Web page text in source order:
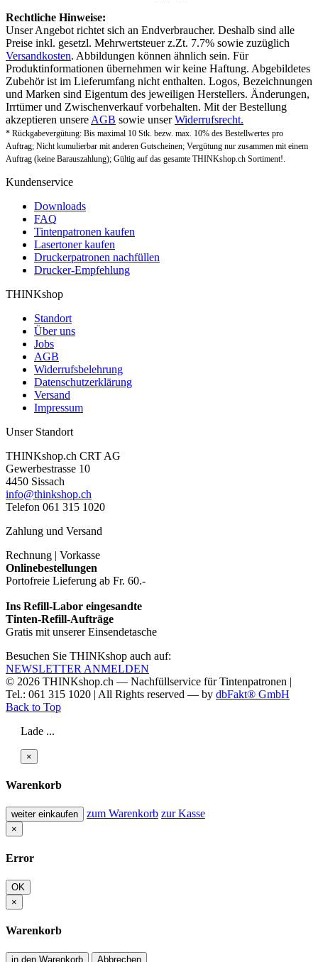
Rechtliche Hinweise:
Unser Angebot richtet sich an Endverbraucher. Deshalb sind alle
Preise inkl. gesetzl. Mehrwertsteuer z.Zt. 7.7% sowie zuzüglich
Versandkosten. Abbildungen können ähnlich sein. Für
Produktinformationen übernehmen wir keine Haftung. Abgebildetes
Zubehör ist im Lieferumfang nicht enthalten. Logos, Bezeichnungen
und Marken sind Eigentum des jeweiligen Herstellers. Änderungen,
Irrtümer und Zwischenverkauf vorbehalten. Mit der Bestellung
akzeptieren unsere AGB sowie unserWiderrufsrecht.
* Rückgabevergütung: Bis maximal 10 Stk. bezw. max. 10% des Bestellwertes pro
Auftrag; Nicht kumulierbar mit anderen Gutscheinen; Vergütung nur zusammen mit einem
Auftrag (keine Barauszahlung); Gültig auf das gesamte THINKshop.ch Sortiment!.
Kundenservice
Downloads
FAQ
Tintenpatronen kaufen
Lasertoner kaufen
Druckerpatronen nachfüllen
Drucker-Empfehlung
THINKshop
Standort
Über uns
Jobs
AGB
Widerrufsbelehrung
Datenschutzerklärung
Versand
Impressum
Unser Standort
THINKshop.ch CRT AG
Gewerbestrasse 10
4450 Sissach
info@thinkshop.ch
Telefon 061 315 1020
Zahlung und Versand
Rechnung | Vorkasse
Onlinebestellungen
Portofreie Lieferung ab Fr. 60.-
Ins Refill-Labor eingesandte
Tinten-Refill-Aufträge
Gratis mit unserer Einsendetasche
Besuchen Sie THINKshop auch auf:
NEWSLETTER ANMELDEN
© 2026 THINKshop.ch — Nachfüllservice fürTintenpatronen |
Tel.: 061 315 1020 | All Rights reserved — by dbFakt® GmbH
Back to Top
Lade ...
×
Warenkorb
weiter einkaufen zum Warenkorb zur Kasse
×
Error
OK
×
Warenkorb
in den Warenkorb Abbrechen